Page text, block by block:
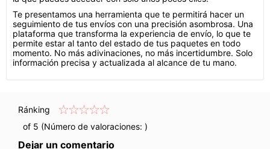
Te presentamos una herramienta que te permitirá hacer un
seguimiento de tus envíos con una precisión asombrosa. Una
plataforma que transforma la experiencia de envío, lo que te
permite estar al tanto del estado de tus paquetes en todo
momento. No más adivinaciones, no más incertidumbre. Solo
información precisa y actualizada al alcance de tu mano.
Ránking
of 5 (Número de valoraciones: )
Dejar un comentario